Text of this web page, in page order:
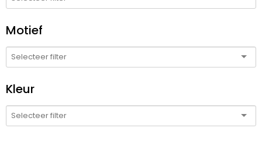
Motief
Kleur